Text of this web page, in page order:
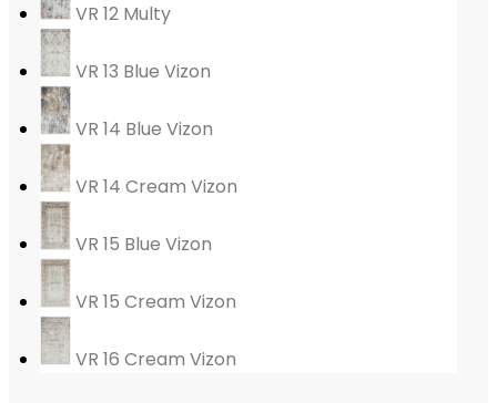
VR 12 Multy
VR 13 Blue Vizon
VR 14 Blue Vizon
VR 14 Cream Vizon
VR 15 Blue Vizon
VR 15 Cream Vizon
VR 16 Cream Vizon